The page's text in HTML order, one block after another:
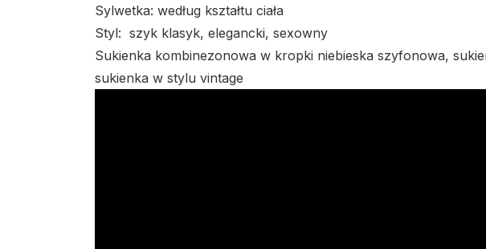
Sylwetka: według kształtu ciała
Styl: szyk klasyk, elegancki, sexowny
Sukienka kombinezonowa w kropki niebieska szyfonowa,
sukienka w stylu vintage